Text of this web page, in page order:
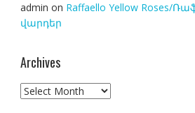
admin on Raffaello Yellow Roses/
վարդեր
Archives
Archives